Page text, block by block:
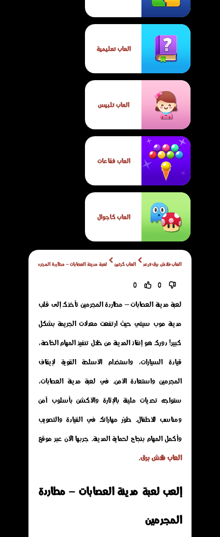
العاب تعليمية
العاب تلبيس
العاب فقاعات
العاب كاجوال
العاب فلاش برق ورعد العاب كرتون لعبة مدينة العصابات – مطاردة المجرمين
0
0
لعبة مدينة العصابات – مطاردة المجرمين تأخذك إلى قلب
مدينة موب سيتي حيث ارتفعت معدلات الجريمة بشكل
كبير! دورك هو إنقاذ المدينة من خلال تنفيذ المهام الخاصة،
قيادة السيارات، واستخدام الأسلحة القوية لإيقاف
المجرمين واستعادة الأمن. في لعبة مدينة العصابات،
ستواجه تحديات مليئة بالإثارة والأكشن بأسلوب آمن
ومناسب للأطفال. طوّر مهاراتك في القيادة والتصويب
وأكمل المهام بنجاح لحماية المدينة. جربها الآن عبر موقع
العاب فلاش برق.
إلعب لعبة مدينة العصابات – مطاردة
المجرمين